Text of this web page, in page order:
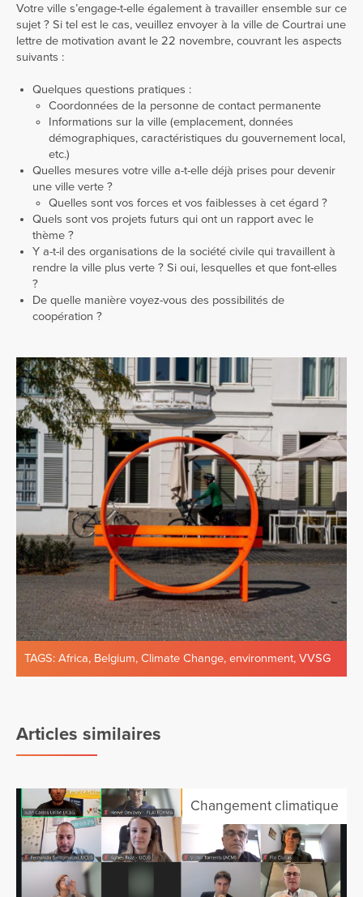
Votre ville s’engage-t-elle également à travailler ensemble sur ce
sujet ? Si tel est le cas, veuillez envoyer à la ville de Courtrai une
lettre de motivation avant le 22 novembre, couvrant les aspects
suivants :
Quelques questions pratiques :
Coordonnées de la personne de contact permanente
Informations sur la ville (emplacement, données
démographiques, caractéristiques du gouvernement local,
etc.)
Quelles mesures votre ville a-t-elle déjà prises pour devenir
une ville verte ?
Quelles sont vos forces et vos faiblesses à cet égard ?
Quels sont vos projets futurs qui ont un rapport avec le
thème ?
Y a-t-il des organisations de la société civile qui travaillent à
rendre la ville plus verte ? Si oui, lesquelles et que font-elles
?
De quelle manière voyez-vous des possibilités de
coopération ?
TAGS: Africa, Belgium, Climate Change, environment, VVSG
Articles similaires
Changement climatique